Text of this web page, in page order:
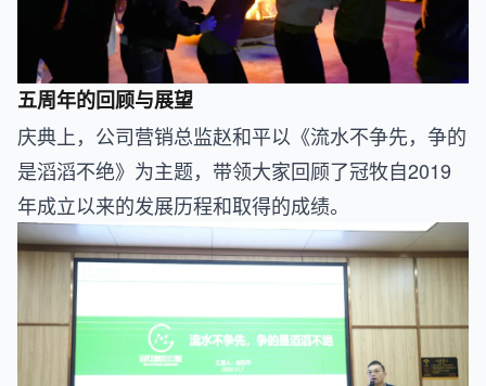
五周年的回顾与展望
庆典上，公司营销总监赵和平以《流水不争先，争的
是滔滔不绝》为主题，带领大家回顾了冠牧自2019
年成立以来的发展历程和取得的成绩。